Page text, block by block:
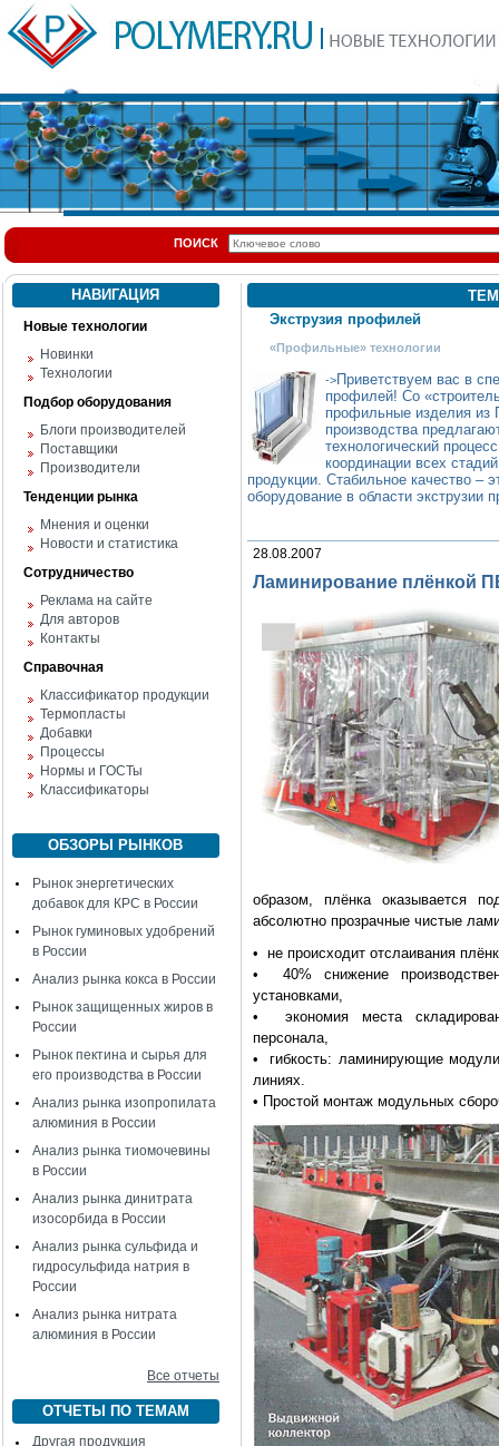
ПОИСК
НАВИГАЦИЯ
Новые технологии
Новинки
Технологии
Подбор оборудования
Блоги производителей
Поставщики
Производители
Тенденции рынка
Мнения и оценки
Новости и статистика
Сотрудничество
Реклама на сайте
Для авторов
Контакты
Справочная
Классификатор продукции
Термопласты
Добавки
Процессы
Нормы и ГОСТы
Классификаторы
ОБЗОРЫ РЫНКОВ
Рынок энергетических
добавок для КРС в России
Рынок гуминовых удобрений
в России
Анализ рынка кокса в России
Рынок защищенных жиров в
России
Рынок пектина и сырья для
его производства в России
Анализ рынка изопропилата
алюминия в России
Анализ рынка тиомочевины
в России
Анализ рынка динитрата
изосорбида в России
Анализ рынка сульфида и
гидросульфида натрия в
России
Анализ рынка нитрата
алюминия в России
Все отчеты
ОТЧЕТЫ ПО ТЕМАМ
Другая продукция
Экструзия профилей
«Профильные» технологии
->Приветствуем вас в
профилей! Со
профильные изделия из
производства
технологический
координации всех
продукции. Стабильное качество –
оборудование в области
28.08.2007
Ламинирование плёнкой
образом, плёнка оказывается
абсолютно прозрачные чистые
• не происходит отслаивания
• 40% снижение
установками,
• экономия места
персонала,
• гибкость: ламинирующие
линиях.
• Простой монтаж модульных